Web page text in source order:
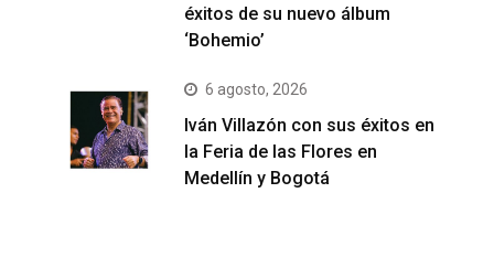
éxitos de su nuevo álbum
‘Bohemio’
6 agosto, 2026
Iván Villazón con sus éxitos en
la Feria de las Flores en
Medellín y Bogotá